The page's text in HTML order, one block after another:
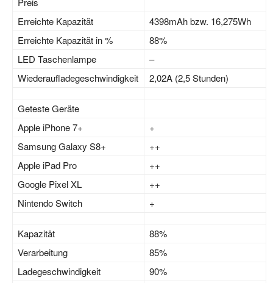
Erreichte Kapazität
4398mAh bzw. 16,275Wh
Erreichte Kapazität in %
88%
LED Taschenlampe
–
Wiederaufladegeschwindigkeit
2,02A (2,5 Stunden)
Geteste Geräte
Apple iPhone 7+
+
Samsung Galaxy S8+
++
Apple iPad Pro
++
Google Pixel XL
++
Nintendo Switch
+
Kapazität
88%
Verarbeitung
85%
Ladegeschwindigkeit
90%